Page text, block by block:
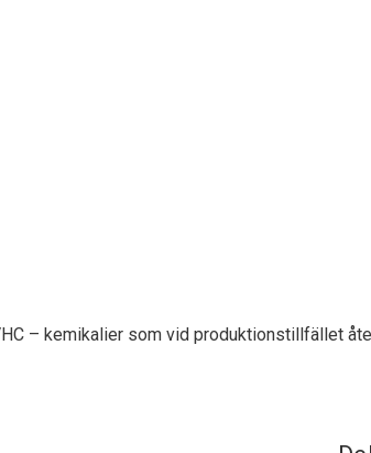
– kemikalier som vid produktionstillfället